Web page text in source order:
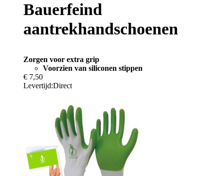
Bauerfeind
aantrekhandschoenen
Zorgen voor extra grip
Voorzien van siliconen stippen
€ 7,50
Levertijd:Direct